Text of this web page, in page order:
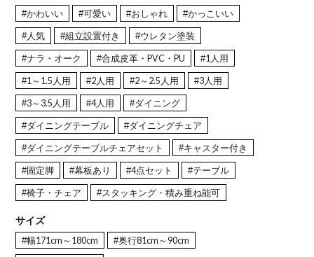
#かわいい #可愛い #おしゃれ #かっこいい
#人気 #組立設置付き #ウレタン塗装
#ナラ・オーク #合成皮革・PVC・PU #1人用
#1～1.5人用 #2人用 #2～2.5人用 #3人用
#3～3.5人用 #4人用 #ダイニング
#ダイニングテーブル #ダイニングチェア
#ダイニングテーブルチェアセット #キャスター付き
#固定脚 #幕板あり #4点セット #テーブル
#椅子・チェア #スタッキング・積み重ね能可
サイズ
#幅171cm～180cm #奥行81cm～90cm